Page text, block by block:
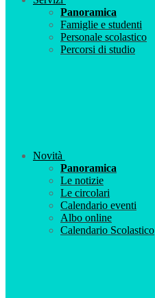
Panoramica
Famiglie e studenti
Personale scolastico
Percorsi di studio
Novità
Panoramica
Le notizie
Le circolari
Calendario eventi
Albo online
Calendario Scolastico